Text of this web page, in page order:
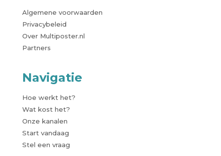
Algemene voorwaarden
Privacybeleid
Over Multiposter.nl
Partners
Navigatie
Hoe werkt het?
Wat kost het?
Onze kanalen
Start vandaag
Stel een vraag